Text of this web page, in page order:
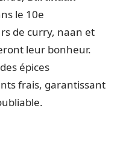
le 10e
de curry, naan et
leur bonheur.
épices
frais, garantissant